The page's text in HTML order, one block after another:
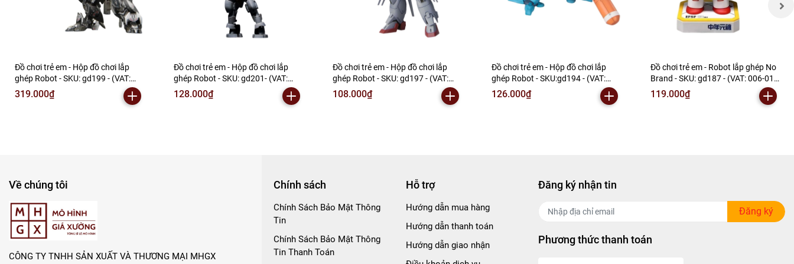
Đồ chơi trẻ em - Hộp đồ chơi lắp
ghép Robot - SKU: gd199 - (VAT:
006-01-240) - N2-F1-S12
319.000₫
Đồ chơi trẻ em - Hộp đồ chơi lắp
ghép Robot - SKU: gd201- (VAT:
006-01-90) - N2-E1-S2
128.000₫
Đồ chơi trẻ em - Hộp đồ chơi lắp
ghép Robot - SKU: gd197 - (VAT:
006-01-60) - N2-E1-S8
108.000₫
Đồ chơi trẻ em - Hộp đồ chơi lắp
ghép Robot - SKU:gd194 - (VAT:
006-01-90) - N2-E1-S7
126.000₫
Đồ chơi trẻ em - Robot lắp ghép No
Brand - SKU: gd187 - (VAT: 006-01-
60) - N2-F1-S3
119.000₫
Về chúng tôi
CÔNG TY TNHH SẢN XUẤT VÀ THƯƠNG MẠI MHGX
Chính sách
Chính Sách Bảo Mật Thông
Tin
Chính Sách Bảo Mật Thông
Tin Thanh Toán
Hỗ trợ
Hướng dẫn mua hàng
Hướng dẫn thanh toán
Hướng dẫn giao nhận
Đăng ký nhận tin
Đăng ký
Phương thức thanh toán